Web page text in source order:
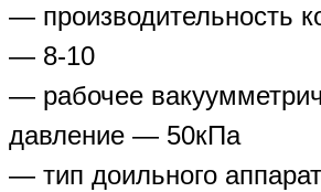
— производительность
— 8-10
— рабочее
давление — 50кПа
— тип доильного